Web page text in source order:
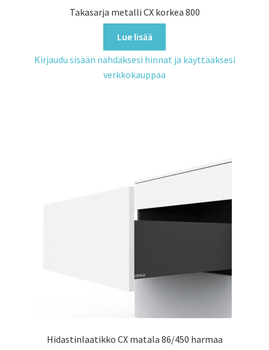
Takasarja metalli CX korkea 800
Lue lisää
Kirjaudu sisään nähdäksesi hinnat ja käyttääksesi
verkkokauppaa
Hidastinlaatikko CX matala 86/450 harmaa